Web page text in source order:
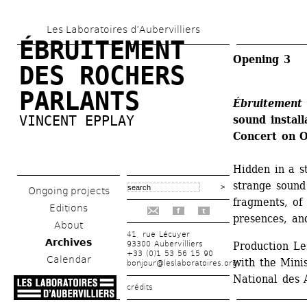
to
main
content
Les Laboratoires d’Aubervilliers
ÉBRUITEMENT
DES ROCHERS
PARLANTS
VINCENT EPPLAY
Ongoing projects
Editions
About
Archives
Calendar
f t
41, rue Lécuyer
93300 Aubervilliers
+33 (0)1 53 56 15 90
bonjour@leslaboratoires.org
crédits
Opening 3
Ébruitement
sound
Concert on
Hidden in a
strange
fragments, of
presences,
Production
with the
National des